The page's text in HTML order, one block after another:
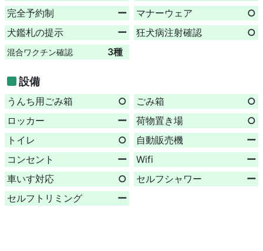
完全予約制
ー マナーウェア
○
犬鑑札の提示
ー 狂犬病注射確認 ○
混合ワクチン確認 3種
設備
うんち用ごみ箱 ○ ごみ箱
○
ロッカー
ー 荷物置き場
○
トイレ
○ 自動販売機
ー
コンセント
ー Wifi
ー
車いす対応
○ セルフシャワー
ー
セルフトリミング
ー